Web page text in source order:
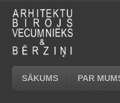
SĀKUMS PAR